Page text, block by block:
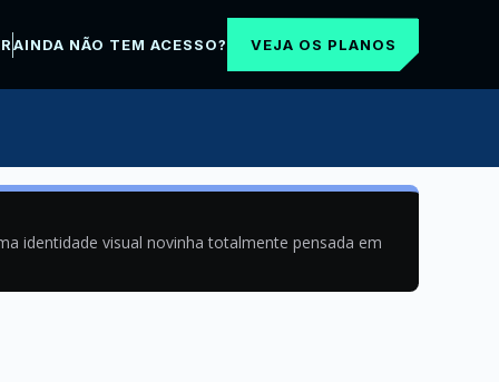
AINDA NÃO TEM ACESSO? VEJA OS PLANOS
identidade visual novinha totalmente pensada em